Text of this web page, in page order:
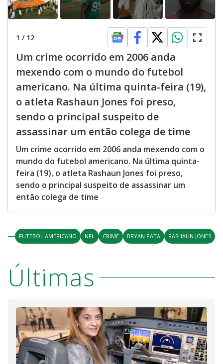
1 / 12
Um crime ocorrido em 2006 anda
mexendo com o mundo do futebol
americano. Na última quinta-feira (19),
o atleta Rashaun Jones foi preso,
sendo o principal suspeito de
assassinar um então colega de time
Um crime ocorrido em 2006 anda mexendo com o
mundo do futebol americano. Na última quinta-
feira (19), o atleta Rashaun Jones foi preso,
sendo o principal suspeito de assassinar um
então colega de time
FUTEBOL AMERICANO NFL CRIME BRYAN PATA RASHAUN JONES
Últimas